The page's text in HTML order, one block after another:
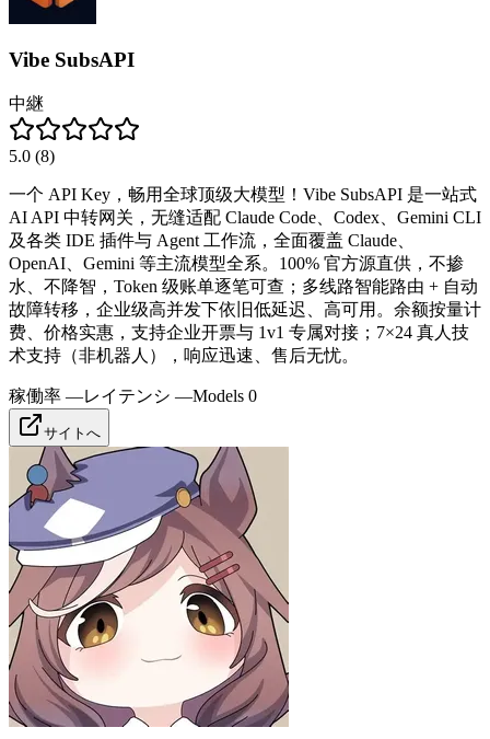
Vibe SubsAPI
中継
5.0 (8)
一个 API Key，畅用全球顶级大模型！Vibe SubsAPI 是一站式
AI API 中转网关，无缝适配 Claude Code、Codex、Gemini CLI
及各类 IDE 插件与 Agent 工作流，全面覆盖 Claude、
OpenAI、Gemini 等主流模型全系。100% 官方源直供，不掺
水、不降智，Token 级账单逐笔可查；多线路智能路由 + 自动
故障转移，企业级高并发下依旧低延迟、高可用。余额按量计
费、价格实惠，支持企业开票与 1v1 专属对接；7×24 真人技
术支持（非机器人），响应迅速、售后无忧。
稼働率 —レイテンシ —Models 0
サイトへ